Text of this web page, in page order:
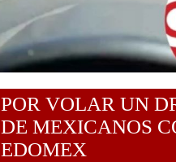
POR VOLAR UN
DE MEXICANOS
EDOMEX